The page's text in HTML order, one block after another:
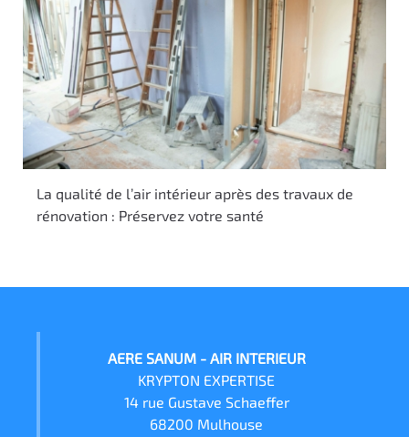
La qualité de l’air intérieur après des travaux de
rénovation : Préservez votre santé
AERE SANUM - AIR INTERIEUR
KRYPTON EXPERTISE
14 rue Gustave Schaeffer
68200 Mulhouse